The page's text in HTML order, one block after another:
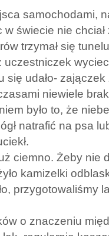
samochodami,
świecie nie
trzymał się
uczestniczek
się udało-
niewiele
było to, że
natrafić na psa
ciemno. Żeby nie
kamizelki
przygotowaliśmy
o znaczeniu